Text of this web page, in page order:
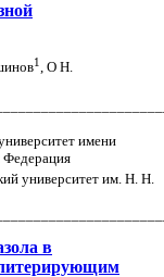
1, О Н.
имени
Федерация
университет им. Н. Н.
в